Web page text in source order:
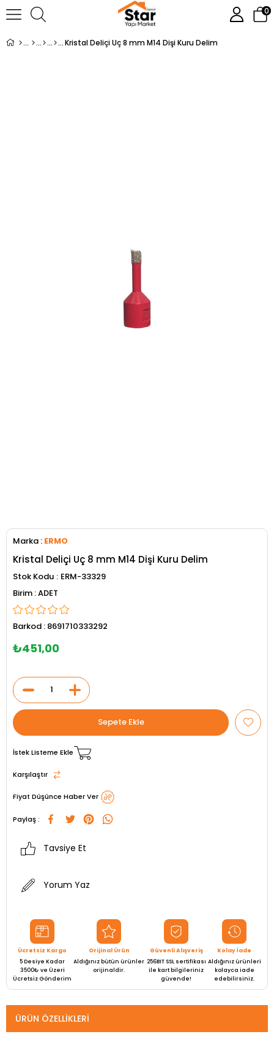
0
Kristal Deliçi Uç 8 mm M14 Dişi Kuru Delim
Marka : ERMO
Kristal Deliçi Uç 8 mm M14 Dişi Kuru Delim
Stok Kodu
ERM-33329
ADET
Barkod : 8691710333292
₺451,00
İstek Listeme Ekle
Karşılaştır
Fiyat Düşünce Haber Ver
Paylaş :
Tavsiye Et
Yorum Yaz
Ücretsiz Kargo
5 Desiye Kadar
3500₺ ve Üzeri
Ücretsiz Gönderim
Orijinal Ürün
Aldığınız bütün ürünler
orijinaldir.
Güvenli Alışveriş
256BIT SSL sertifikası
ile kart bilgileriniz
güvende!
Kolay İade
Aldığınız ürünleri
kolayca iade
edebilirsiniz.
ÜRÜN ÖZELLIKLERI